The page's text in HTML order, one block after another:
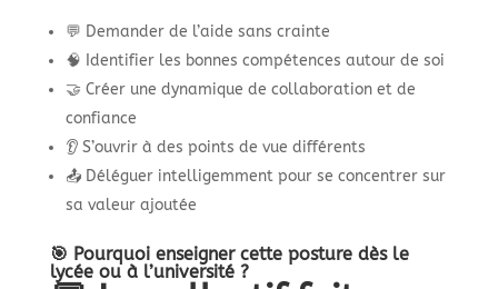
💬 Demander de l’aide sans crainte
🧠 Identifier les bonnes compétences autour de soi
🤝 Créer une dynamique de collaboration et de
confiance
👂 S’ouvrir à des points de vue différents
📤 Déléguer intelligemment pour se concentrer sur
sa valeur ajoutée
🎯 Pourquoi enseigner cette posture dès le
lycée ou à l’université ?